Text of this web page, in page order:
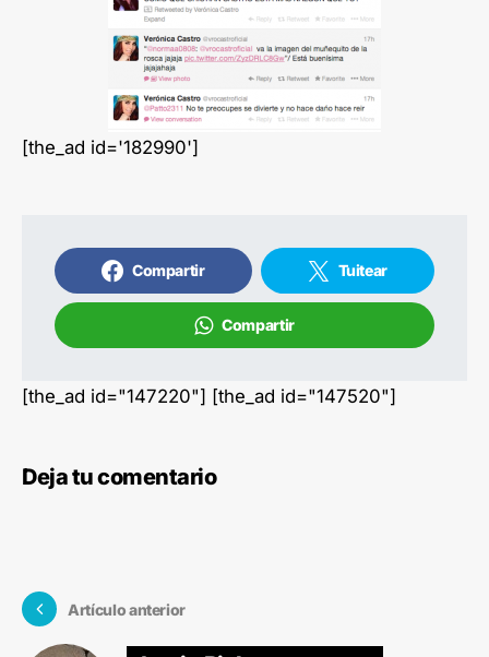
[the_ad id='182990']
Compartir Tuitear
Compartir
[the_ad id="147220"] [the_ad id="147520"]
Deja tu comentario
Artículo anterior